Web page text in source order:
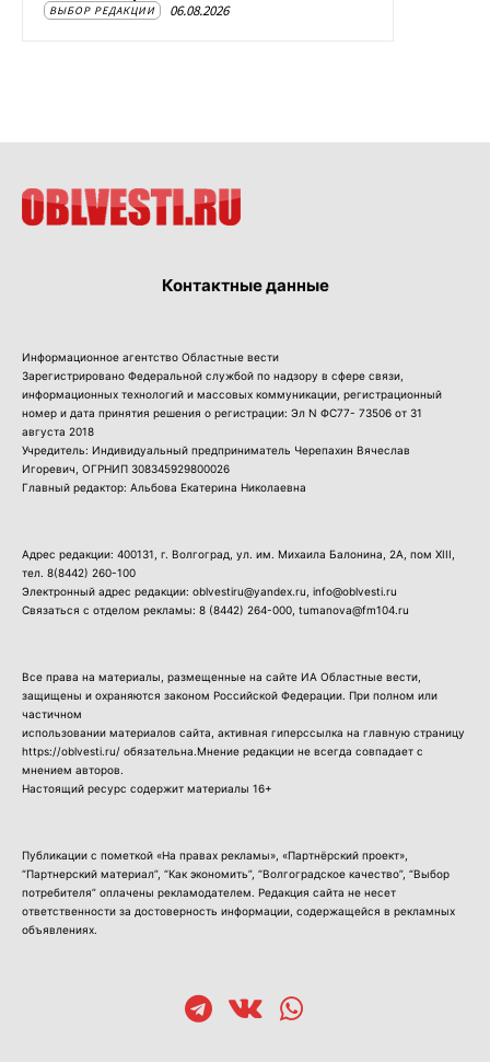
ВЫБОР РЕДАКЦИИ 06.08.2026
Контактные данные
Информационное агентство Областные вести
Зарегистрировано Федеральной службой по надзору в сфере связи,
информационных технологий и массовых коммуникации, регистрационный
номер и дата принятия решения о регистрации: Эл N ФС77- 73506 от 31
августа 2018
Учредитель: Индивидуальный предприниматель Черепахин Вячеслав
Игоревич, ОГРНИП 308345929800026
Главный редактор: Альбова Екатерина Николаевна
Адрес редакции: 400131, г. Волгоград, ул. им. Михаила Балонина, 2А, пом XIII,
тел. 8(8442) 260-100
Электронный адрес редакции: oblvestiru@yandex.ru, info@oblvesti.ru
Связаться с отделом рекламы: 8 (8442) 264-000 , tumanova@fm104.ru
Все права на материалы, размещенные на сайте ИА Областные вести,
защищены и охраняются законом Российской Федерации. При полном или
частичном
использовании материалов сайта, активная гиперссылка на главную страницу
https://oblvesti.ru/ обязательна.Мнение редакции не всегда совпадает с
мнением авторов.
Настоящий ресурс содержит материалы 16+
Публикации с пометкой «На правах рекламы», «Партнёрский проект»,
“Партнерский материал”, “Как экономить”, “Волгоградское качество”, “Выбор
потребителя” оплачены рекламодателем. Редакция сайта не несет
ответственности за достоверность информации, содержащейся в рекламных
объявлениях.